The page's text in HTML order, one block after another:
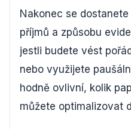
Nakonec se
příjmů a způsobu
jestli budete vést
nebo využijete
hodně ovlivní, kolik
můžete optimalizovat